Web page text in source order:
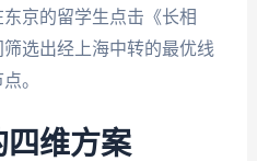
京的留学生点击《长相
选出经上海中转的最优线
。
四维方案